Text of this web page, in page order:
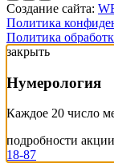
Создание сайта:
Политика
Политика
закрыть
Нумерология
Каждое 20 число
подробности
18-87